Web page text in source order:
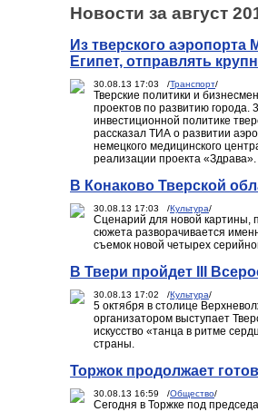
Новости за август
Из тверского
Египет, отправлять
30.08.13 17:03 /Транспорт/
Тверские политики и
проектов по развитию города.
инвестиционной политике
рассказал ТИА о развитии
немецкого медицинского
реализации проекта «Здрава».
В Конаково Тверской
30.08.13 17:03 /Культура/
Сценарий для новой картины,
сюжета разворачивается
съемок новой четырех
В Твери пройдет III
30.08.13 17:02 /Культура/
5 октября в столице
организатором выступает
искусство «танца в ритме
страны.
Торжок продолжает
30.08.13 16:59 /Общество/
Сегодня в Торжке под